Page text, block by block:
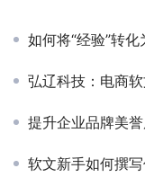
如何将“经验”转
弘辽科技：电商
提升企业品牌美
软文新手如何撰